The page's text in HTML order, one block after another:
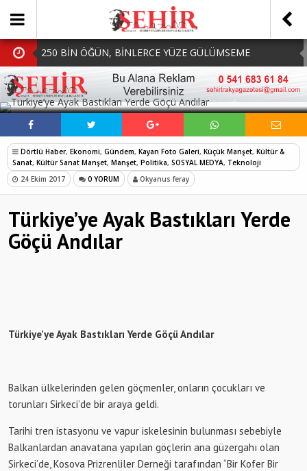
250 BİN ÖĞÜN, BİNLERCE YÜZE GÜLÜMSEME
BAŞKAN MÜGE YILDIZ TOPAK: ‘SOSYAL
BELEDİYECİLİKTE HİÇBİR HEMŞERİMİZİ YALNIZ
BIRAKMIYORUZ!’
MHP Çorlu İlçe Teşkilatında Yeni Dönem Başladı:
Mazbatalar Alındı
Dolu Vurdu, Büyükşehir Üreticiyi Yalnız Bırakmadı
SOFRALARDA BEREKETİ, GÖNÜLLERDE DAYANIŞMAYI
BÜYÜTÜYORUZ!
SOSYAL MEDYADA PAYLAŞ
Dörtlü Haber, Ekonomi, Gündem, Kayan Foto Galeri, Küçük Manşet, Kültür &
Sanat, Kültür Sanat Manşet, Manşet, Politika, SOSYAL MEDYA, Teknoloji
24 Ekim 2017
0 YORUM Okyanus feray
Türkiye’ye Ayak Bastıkları Yerde
Göçü Andılar
Türkiye’ye Ayak Bastıkları Yerde Göçü Andılar
Balkan ülkelerinden gelen göçmenler, onların çocukları ve
torunları Sirkeci’de bir araya geldi.
Tarihi tren istasyonu ve vapur iskelesinin bulunması sebebiyle
Balkanlardan anavatana yapılan göçlerin ana güzergahı olan
Sirkeci’de, Kosova Prizrenliler Derneği tarafından “Bir Kofer Bir